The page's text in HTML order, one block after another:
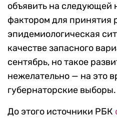
объявить на следующей
фактором для принятия
эпидемиологическая
качестве запасного
сентябрь, но такое
нежелательно — на это
губернаторские выборы.
До этого источники РБК